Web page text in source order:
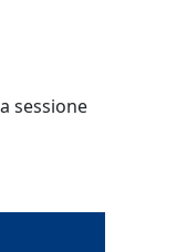
sessione